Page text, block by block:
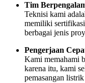
Tim
Teknisi kami
memiliki
berbagai jenis
Pengerjaan
Kami memahami
karena itu, kami
pemasangan